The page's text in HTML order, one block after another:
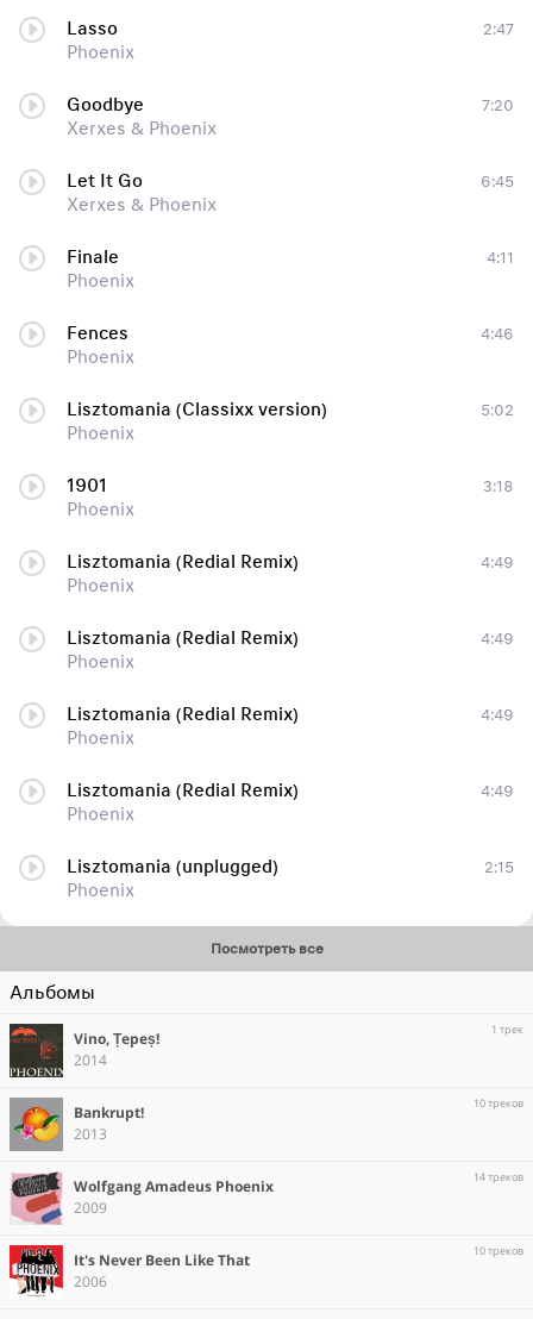
Lasso
Phoenix
2:47
Goodbye
Xerxes & Phoenix
7:20
Let It Go
Xerxes & Phoenix
6:45
Finale
Phoenix
4:11
Fences
Phoenix
4:46
Lisztomania (Classixx version)
Phoenix
5:02
1901
Phoenix
3:18
Lisztomania (Redial Remix)
Phoenix
4:49
Lisztomania (Redial Remix)
Phoenix
4:49
Lisztomania (Redial Remix)
Phoenix
4:49
Lisztomania (Redial Remix)
Phoenix
4:49
Lisztomania (unplugged)
Phoenix
2:15
Посмотреть все
Альбомы
Vino, Țepeș!
2014
1 трек
Bankrupt!
2013
10 треков
Wolfgang Amadeus Phoenix
2009
14 треков
It's Never Been Like That
2006
10 треков